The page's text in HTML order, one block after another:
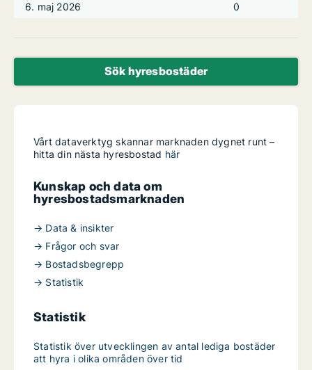
6. maj 2026
0
Sök hyresbostäder
Vårt dataverktyg skannar marknaden dygnet runt –
hitta din nästa hyresbostad här
Kunskap och data om
hyresbostadsmarknaden
→ Data & insikter
→ Frågor och svar
→ Bostadsbegrepp
→ Statistik
Statistik
Statistik över utvecklingen av antal lediga bostäder
att hyra i olika områden över tid